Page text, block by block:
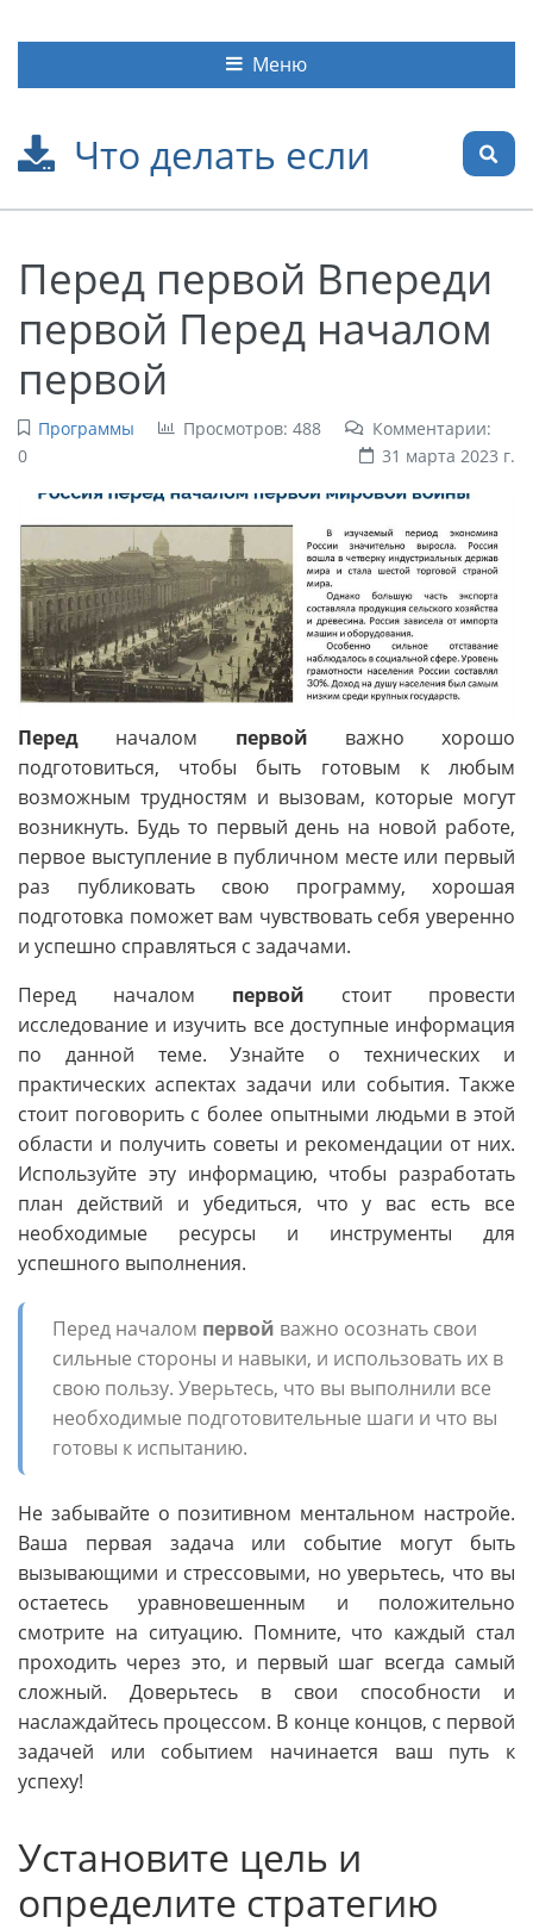
Что делать если
Меню
Перед первой Впереди
первой Перед началом
первой
Программы Просмотров: 488
Комментарии:
0
31 марта 2023 г.
Перед началом первой важно хорошо
подготовиться, чтобы быть готовым к любым
возможным трудностям и вызовам, которые могут
возникнуть. Будь то первый день на новой работе,
первое выступление в публичном месте или первый
раз публиковать свою программу, хорошая
подготовка поможет вам чувствовать себя уверенно
и успешно справляться с задачами.
Перед началом первой стоит провести
исследование и изучить все доступные информация
по данной теме. Узнайте о технических и
практических аспектах задачи или события. Также
стоит поговорить с более опытными людьми в этой
области и получить советы и рекомендации от них.
Используйте эту информацию, чтобы разработать
план действий и убедиться, что у вас есть все
необходимые ресурсы и инструменты для
успешного выполнения.
Перед началом первой важно осознать свои
сильные стороны и навыки, и использовать их в
свою пользу. Уверьтесь, что вы выполнили все
необходимые подготовительные шаги и что вы
готовы к испытанию.
Не забывайте о позитивном ментальном настройе.
Ваша первая задача или событие могут быть
вызывающими и стрессовыми, но уверьтесь, что вы
остаетесь уравновешенным и положительно
смотрите на ситуацию. Помните, что каждый стал
проходить через это, и первый шаг всегда самый
сложный. Доверьтесь в свои способности и
наслаждайтесь процессом. В конце концов, с первой
задачей или событием начинается ваш путь к
успеху!
Установите цель и
определите стратегию